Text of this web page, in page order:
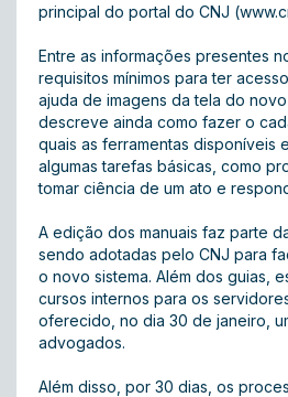
principal do portal do CNJ (
Entre as informações presentes
requisitos mínimos para ter
ajuda de imagens da tela do
descreve ainda como fazer o
quais as ferramentas disponíveis
algumas tarefas básicas, como
tomar ciência de um ato e
A edição dos manuais faz parte
sendo adotadas pelo CNJ para
o novo sistema. Além dos guias,
cursos internos para os
oferecido, no dia 30 de janeiro,
advogados.
Além disso, por 30 dias, os